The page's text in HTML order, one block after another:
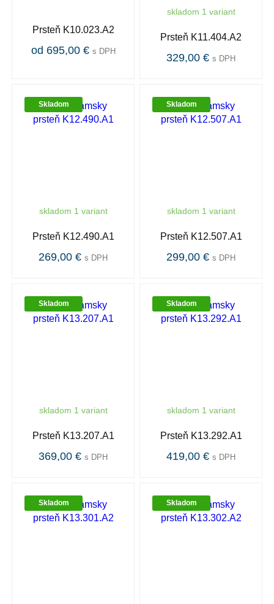
Prsteň K10.023.A2
od 695,00 € s DPH
skladom 1 variant
Prsteň K11.404.A2
329,00 € s DPH
Skladom
skladom 1 variant
Prsteň K12.490.A1
269,00 € s DPH
Skladom
skladom 1 variant
Prsteň K12.507.A1
299,00 € s DPH
Skladom
skladom 1 variant
Prsteň K13.207.A1
369,00 € s DPH
Skladom
skladom 1 variant
Prsteň K13.292.A1
419,00 € s DPH
Skladom Skladom